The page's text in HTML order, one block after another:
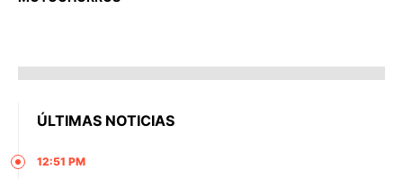
ÚLTIMAS NOTICIAS
12:51 PM